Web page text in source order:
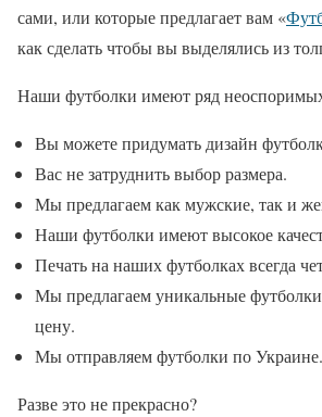
сами, или которые предлагает вам «
как сделать чтобы вы выделялись из
Наши футболки имеют ряд
Вы можете придумать дизайн
Вас не затруднить выбор размера.
Мы предлагаем как мужские, так и
Наши футболки имеют высокое
Печать на наших футболках всегда
Мы предлагаем уникальные
цену.
Мы отправляем футболки по Украине.
Разве это не прекрасно?